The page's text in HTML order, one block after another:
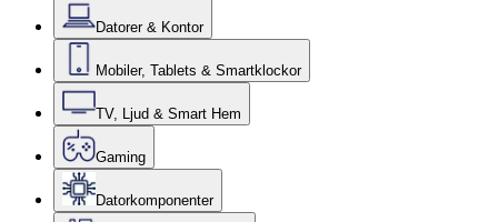
Datorer & Kontor
Mobiler, Tablets & Smartklockor
TV, Ljud & Smart Hem
Gaming
Datorkomponenter